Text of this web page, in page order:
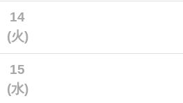
14
(火)
15
(水)